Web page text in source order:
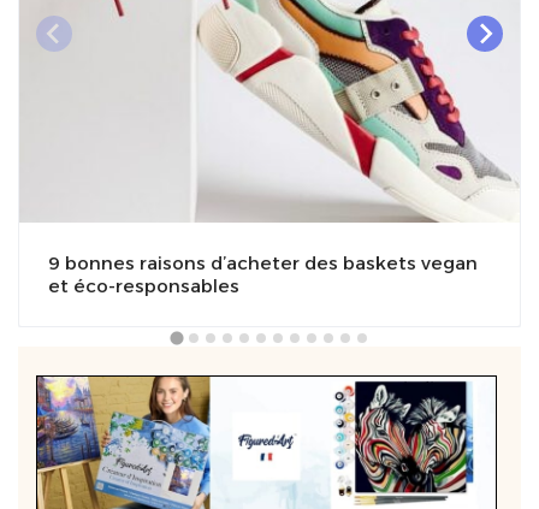
9 bonnes raisons d’acheter des baskets vegan
et éco-responsables